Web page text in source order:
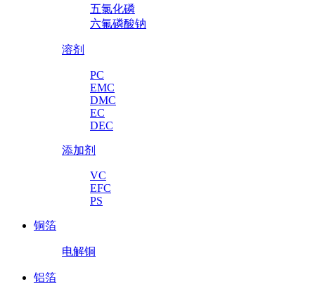
五氯化磷
六氟磷酸钠
溶剂
PC
EMC
DMC
EC
DEC
添加剂
VC
EFC
PS
铜箔
电解铜
铝箔